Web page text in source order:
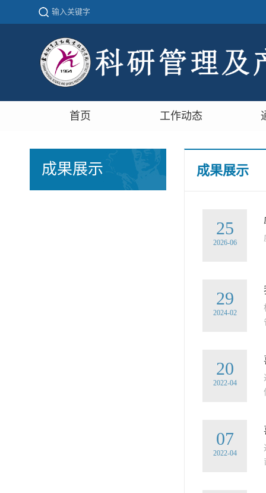
首页 工作动态
成果展示 成果展示
25
2026-06
29
2024-02
20
2022-04
07
2022-04